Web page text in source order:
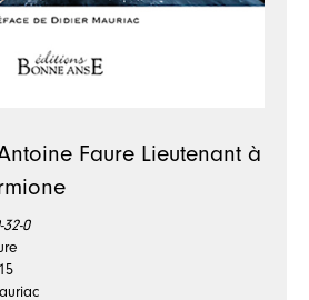
Faure Lieutenant à
32-0